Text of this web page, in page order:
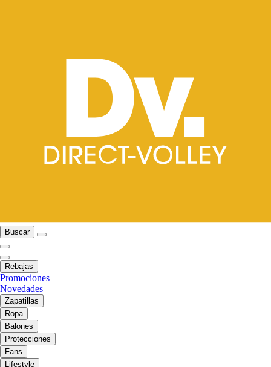
Buscar
Rebajas
Promociones
Novedades
Zapatillas
Ropa
Balones
Protecciones
Fans
Lifestyle